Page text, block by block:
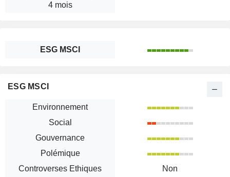
4 mois
ESG MSCI
ESG MSCI
Environnement
Social
Gouvernance
Polémique
Controverses Ethiques
Non